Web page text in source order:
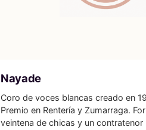
Nayade
Coro de voces blancas creado en
Premio en Rentería y Zumarraga.
veintena de chicas y un